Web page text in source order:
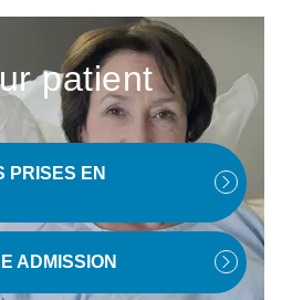
patient
PRISES EN
ADMISSION